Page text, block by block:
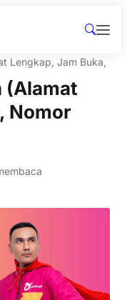
Lengkap, Jam Buka,
(Alamat
Nomor